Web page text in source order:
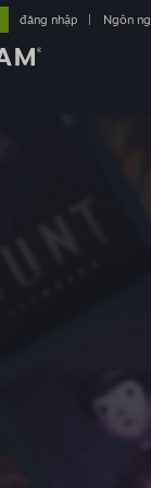
đăng nhập Ngôn